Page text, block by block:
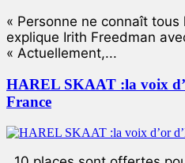
« Personne ne connaît
explique Irith Freedman
« Actuellement,...
HAREL SKAAT :la voix
France